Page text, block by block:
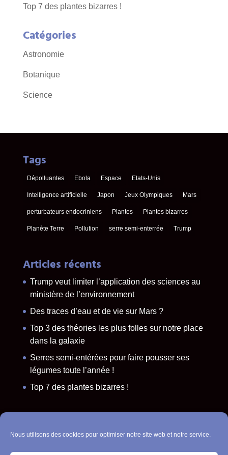
Nous utilisons des cookies pour optimiser notre site web et notre service.
Top 7 des plantes bizarres !
Catégories
Astronomie
Botanique
Science
Tags
Dépolluantes Ebola Espace Etats-Unis
Intelligence artificielle Japon Jeux Olympiques Mars
perturbateurs endocriniens Plantes Plantes bizarres
Planète Terre Pollution serre semi-enterrée Trump
Articles récents
Trump veut limiter l’application des sciences au
ministère de l’environnement
Des traces d’eau et de vie sur Mars ?
Top 3 des théories les plus folles sur notre place
dans la galaxie
Serres semi-entérées pour faire pousser ses
légumes toute l’année !
Top 7 des plantes bizarres !